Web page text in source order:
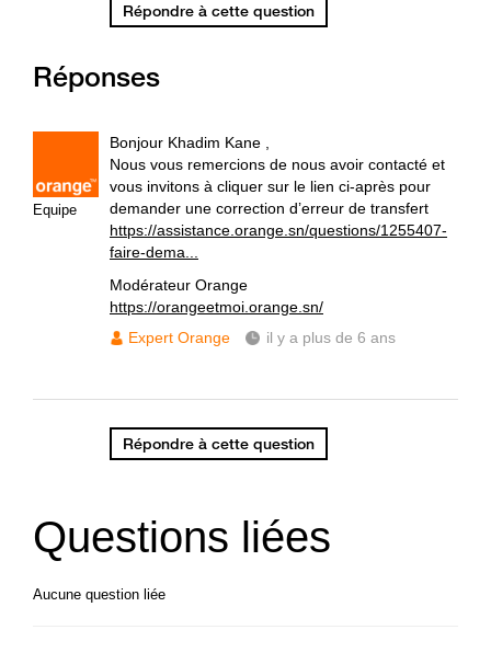
Répondre à cette question
Réponses
Equipe
Bonjour Khadim Kane ,
Nous vous remercions de nous avoir contacté et
vous invitons à cliquer sur le lien ci-après pour
demander une correction d’erreur de transfert
https://assistance.orange.sn/questions/1255407-
faire-dema...
Modérateur Orange
https://orangeetmoi.orange.sn/
Expert Orange
il y a plus de 6 ans
Répondre à cette question
Questions liées
Aucune question liée